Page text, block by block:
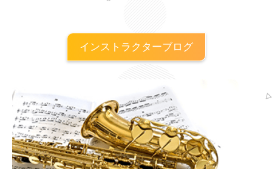
インストラクターブログ